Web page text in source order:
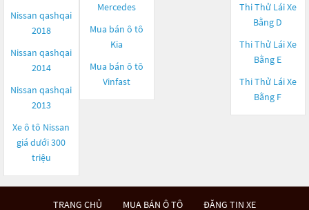
Nissan qashqai
2018
Nissan qashqai
2014
Nissan qashqai
2013
Xe ô tô Nissan
giá dưới 300
triệu
Mercedes
Mua bán ô tô
Kia
Mua bán ô tô
Vinfast
Thi Thử Lái Xe
Bằng D
Thi Thử Lái Xe
Bằng E
Thi Thử Lái Xe
Bằng F
TRANG CHỦ MUA BÁN Ô TÔ ĐĂNG TIN XE